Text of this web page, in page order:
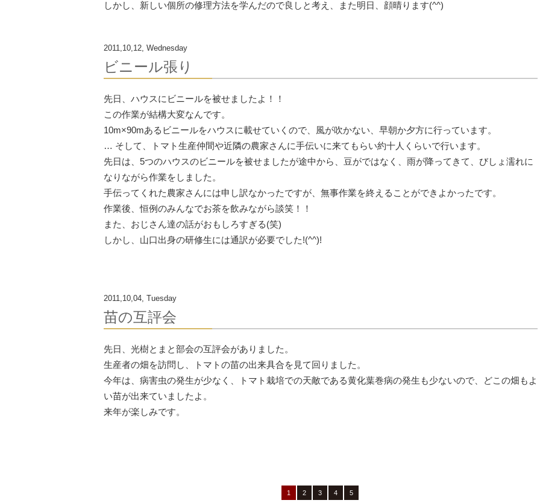
しかし、新しい個所の修理方法を学んだので良しと考え、また明日、顔晴ります(^^)
2011,10,12, Wednesday
ビニール張り
先日、ハウスにビニールを被せましたよ！！
この作業が結構大変なんです。
10m×90mあるビニールをハウスに載せていくので、風が吹かない、早朝か夕方に行っています。
… そして、トマト生産仲間や近隣の農家さんに手伝いに来てもらい約十人くらいで行います。
先日は、5つのハウスのビニールを被せましたが途中から、豆がではなく、雨が降ってきて、びしょ濡れに
なりながら作業をしました。
手伝ってくれた農家さんには申し訳なかったですが、無事作業を終えることができよかったです。
作業後、恒例のみんなでお茶を飲みながら談笑！！
また、おじさん達の話がおもしろすぎる(笑)
しかし、山口出身の研修生には通訳が必要でした!(^^)!
2011,10,04, Tuesday
苗の互評会
先日、光樹とまと部会の互評会がありました。
生産者の畑を訪問し、トマトの苗の出来具合を見て回りました。
今年は、病害虫の発生が少なく、トマト栽培での天敵である黄化葉巻病の発生も少ないので、どこの畑もよ
い苗が出来ていましたよ。
来年が楽しみです。
1 2 3 4 5